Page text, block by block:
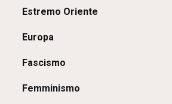
Estremo Oriente
Europa
Fascismo
Femminismo